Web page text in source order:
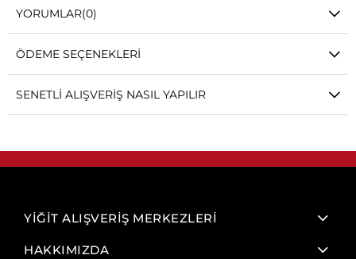
YORUMLAR(0)
ÖDEME SEÇENEKLERI
SENETLI ALIŞVERIŞ NASIL YAPILIR
YİĞİT ALIŞVERİŞ MERKEZLERİ
HAKKIMIZDA